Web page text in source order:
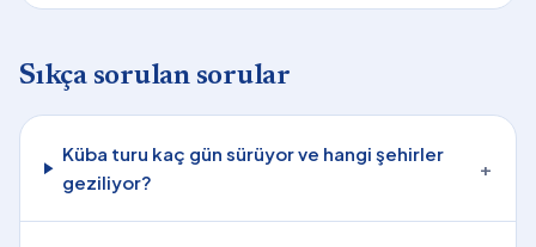
Sıkça sorulan sorular
Küba turu kaç gün sürüyor ve hangi şehirler
geziliyor?
+